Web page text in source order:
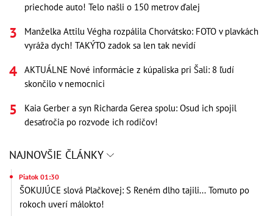
priechode auto! Telo našli o 150 metrov ďalej
Manželka Attilu Végha rozpálila Chorvátsko: FOTO v plavkách
vyráža dych! TAKÝTO zadok sa len tak nevidí
AKTUÁLNE Nové informácie z kúpaliska pri Šali: 8 ľudí
skončilo v nemocnici
Kaia Gerber a syn Richarda Gerea spolu: Osud ich spojil
desaťročia po rozvode ich rodičov!
NAJNOVŠIE ČLÁNKY
Piatok 01:30
ŠOKUJÚCE slová Plačkovej: S Reném dlho tajili... Tomuto po
rokoch uverí málokto!